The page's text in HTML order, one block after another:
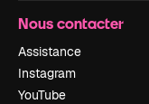
Nous contacter
Assistance
Instagram
YouTube